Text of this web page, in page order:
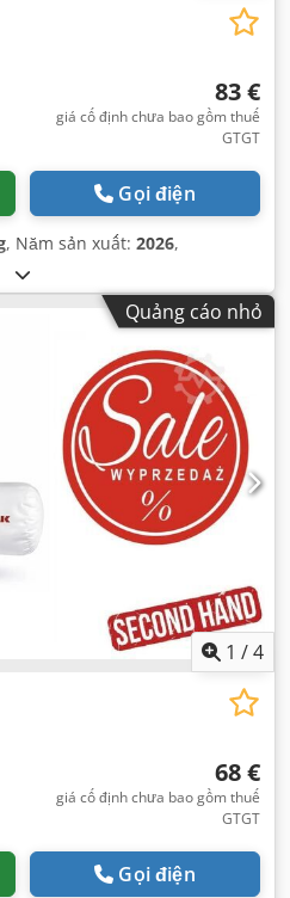
83 €
giá cố định chưa bao gồm thuế
GTGT
Gọi điện
, Năm sản xuất: 2026,
Quảng cáo nhỏ
1 /4
68 €
giá cố định chưa bao gồm thuế
GTGT
Gọi điện